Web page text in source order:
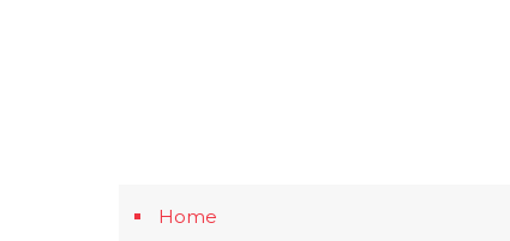
Home